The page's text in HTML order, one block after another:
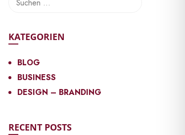
KATEGORIEN
BLOG
BUSINESS
DESIGN – BRANDING
RECENT POSTS